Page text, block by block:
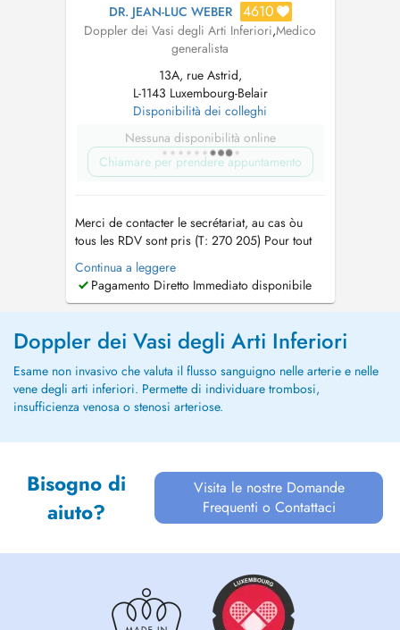
DR. JEAN-LUC WEBER 4610
Doppler dei Vasi degli Arti Inferiori,Medico
generalista
13A, rue Astrid,
L-1143 Luxembourg-Belair
Disponibilità dei colleghi
Nessuna disponibilità online
Chiamare per prendere appuntamento
Merci de contacter le secrétariat, au cas òu
tous les RDV sont pris (T: 270 205) Pour tout
RDV un supplément d'honoraire pour
convenance personnelle sera demandé. Tout
RDV non décommandé 24 hrs en avance sera
comptables, le paiement de la consultation doit
se ...
Continua a leggere
Pagamento Diretto Immediato disponibile
Doppler dei Vasi degli Arti Inferiori
Esame non invasivo che valuta il flusso sanguigno nelle arterie e nelle
vene degli arti inferiori. Permette di individuare trombosi,
insufficienza venosa o stenosi arteriose.
Bisogno di
aiuto?
Visita le nostre Domande
Frequenti o Contattaci